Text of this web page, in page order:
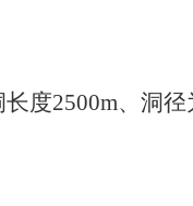
度2500m、洞径